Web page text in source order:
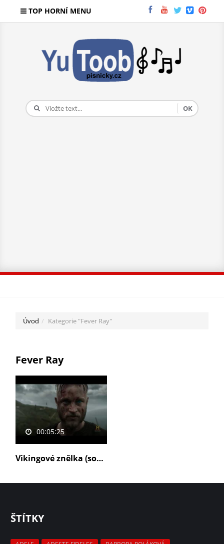
TOP HORNÍ MENU
Úvod Kategorie "Fever Ray"
Fever Ray
00:05:25
Vikingové znělka (soundtrack)
ŠTÍTKY